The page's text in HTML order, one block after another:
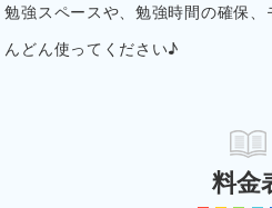
勉強スペースや、勉強時間の確保
んどん使ってください♪
料金